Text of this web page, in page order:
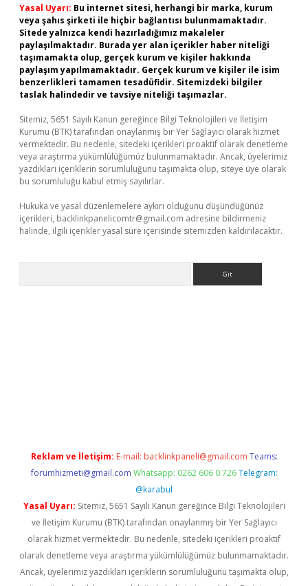
Yasal Uyarı: Bu internet sitesi, herhangi bir marka, kurum
veya şahıs şirketi ile hiçbir bağlantısı bulunmamaktadır.
Sitede yalnızca kendi hazırladığımız makaleler
paylaşılmaktadır. Burada yer alan içerikler haber niteliği
taşımamakta olup, gerçek kurum ve kişiler hakkında
paylaşım yapılmamaktadır. Gerçek kurum ve kişiler ile isim
benzerlikleri tamamen tesadüfidir. Sitemizdeki bilgiler
taslak halindedir ve tavsiye niteliği taşımazlar.
Sitemiz, 5651 Sayılı Kanun gereğince Bilgi Teknolojileri ve İletişim
Kurumu (BTK) tarafından onaylanmış bir Yer Sağlayıcı olarak hizmet
vermektedir. Bu nedenle, sitedeki içerikleri proaktif olarak denetleme
veya araştırma yükümlülüğümüz bulunmamaktadır. Ancak, üyelerimiz
yazdıkları içeriklerin sorumluluğunu taşımakta olup, siteye üye olarak
bu sorumluluğu kabul etmiş sayılırlar.
Hukuka ve yasal düzenlemelere aykırı olduğunu düşündüğünüz
içerikleri, backlinkpanelicomtr@gmail.com adresine bildirmeniz
halinde, ilgili içerikler yasal süre içerisinde sitemizden kaldırılacaktır.
Reklam ve İletişim: E-mail: backlinkpaneli@gmail.com Teams:
forumhizmeti@gmail.com Whatsapp: 0262 606 0 726 Telegram:
@karabul
Yasal Uyarı: Sitemiz, 5651 Sayılı Kanun gereğince Bilgi Teknolojileri
ve İletişim Kurumu (BTK) tarafından onaylanmış bir Yer Sağlayıcı
olarak hizmet vermektedir. Bu nedenle, sitedeki içerikleri proaktif
olarak denetleme veya araştırma yükümlülüğümüz bulunmamaktadır.
Ancak, üyelerimiz yazdıkları içeriklerin sorumluluğunu taşımakta olup,